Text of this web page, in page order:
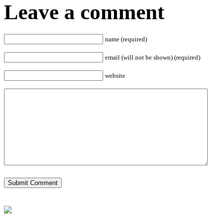
Leave a comment
name (required)
email (will not be shown) (required)
website